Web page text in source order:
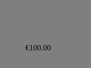
€100.00